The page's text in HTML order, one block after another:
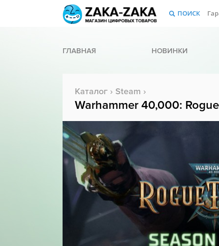
ПОИСК
ГЛАВНАЯ НОВИНКИ
Каталог › Steam ›
Warhammer 40,000: